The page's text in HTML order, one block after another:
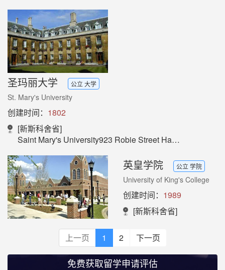
圣玛丽大学 公立 大学
St. Mary's University
创建时间： 1802
[新斯科舍省]
Saint Mary's University923 Robie Street Halifax, Nova Scotia, B3H 3C3, Canada
英皇学院 公立 学院
University of King's College
创建时间： 1989
[新斯科舍省]
上一页 1 2 下一页
免费获取留学申请评估